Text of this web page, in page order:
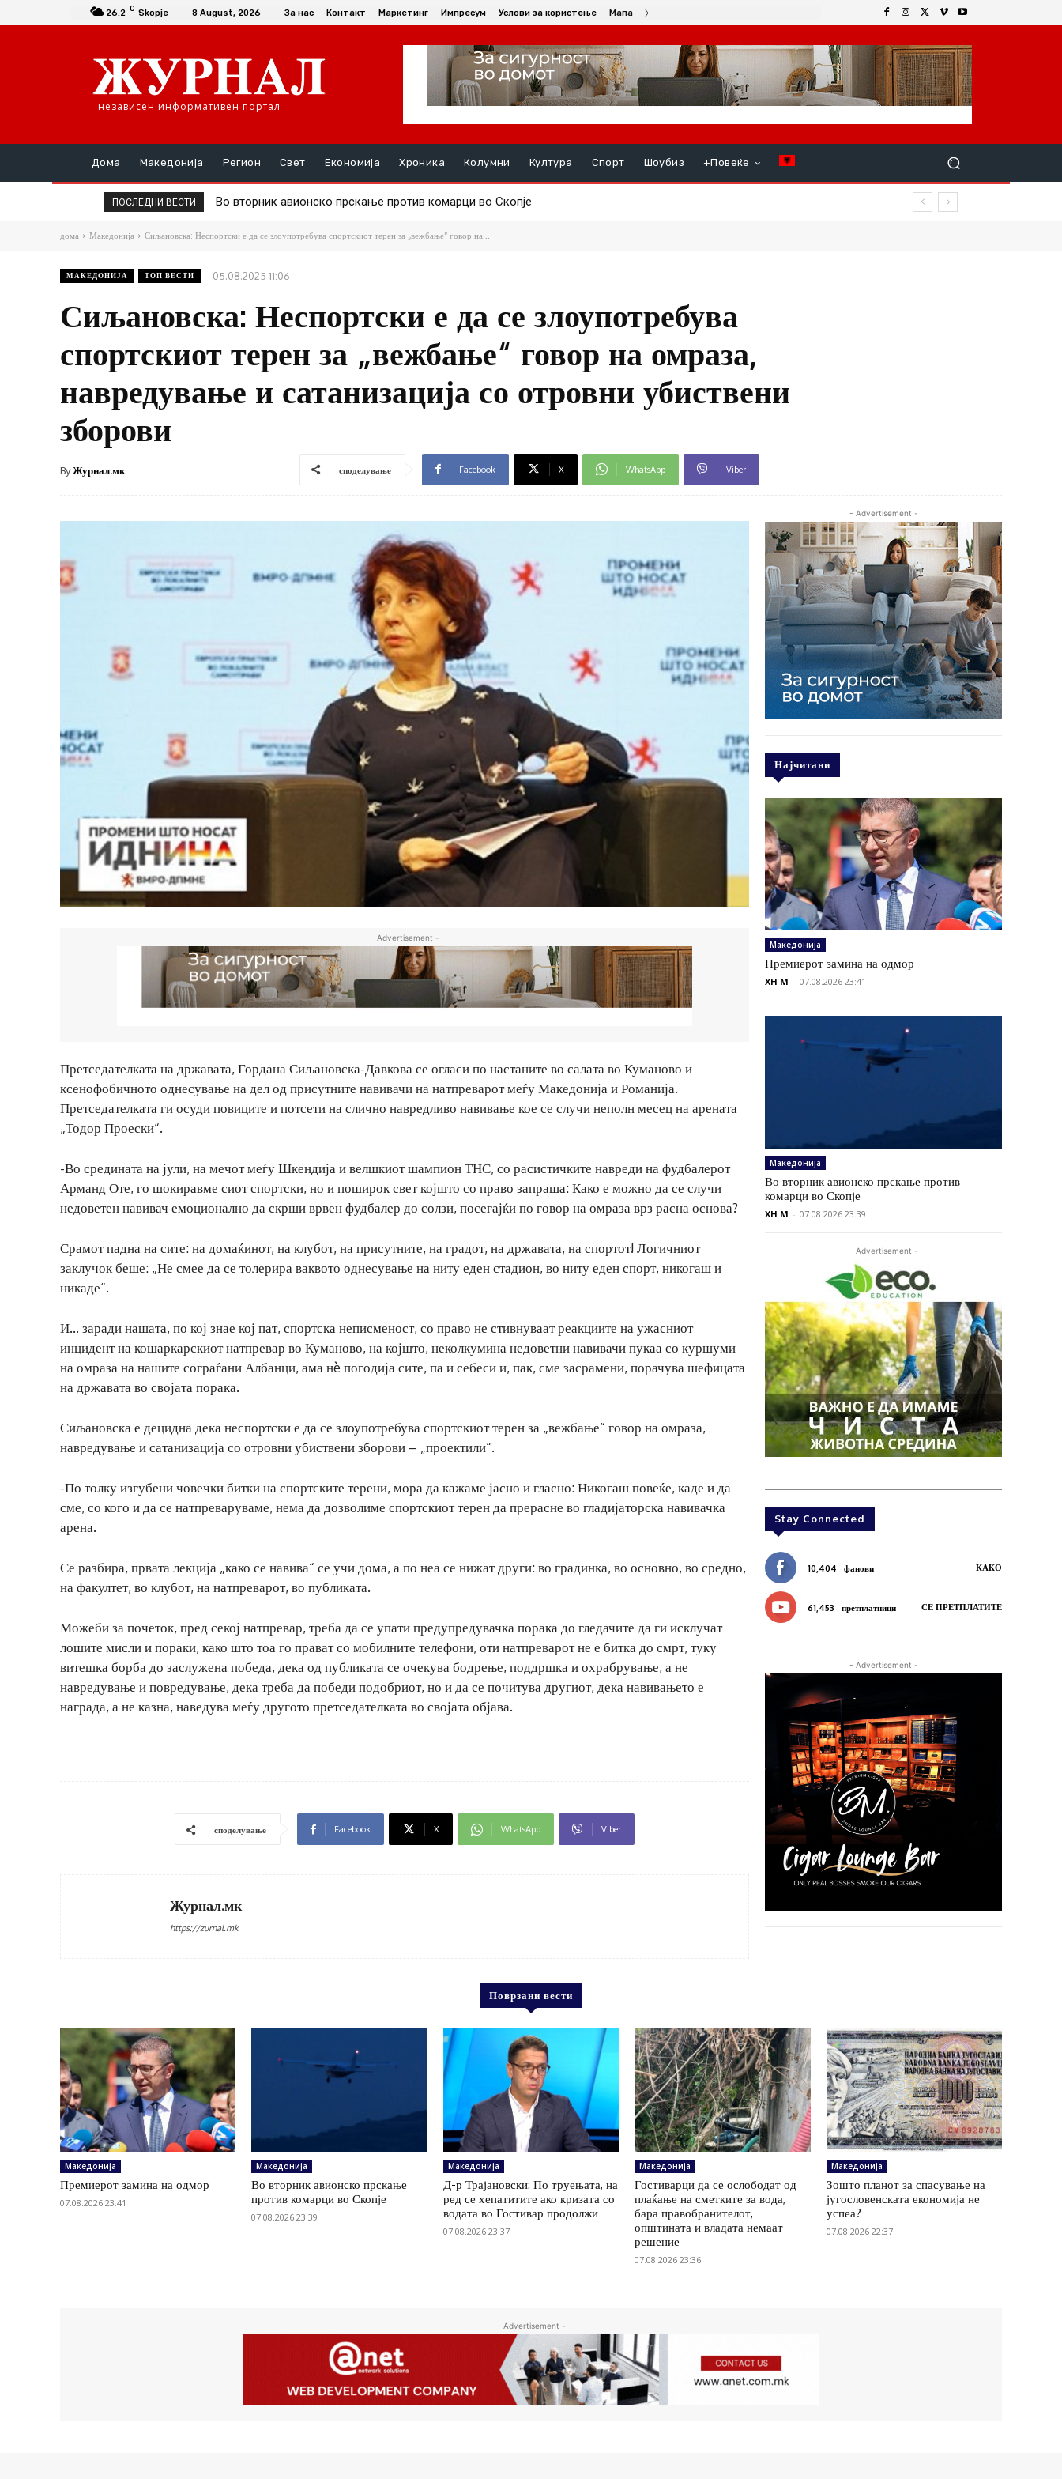
26.2 C Skopje 8 August, 2026 За нас Контакт Маркетинг Импресум Услови за користење Мапа
независен информативен портал
Дома Македонија Регион Свет Економија Хроника Колумни Култура Спорт Шоубиз +Повеќе
ПОСЛЕДНИ ВЕСТИ Во вторник авионско прскање против комарци во Скопје
Д-р Трајановски: По труењата, на ред се хепатитите ако кризата со водата во Гостивар продолжи
дома Македонија Сиљановска: Неспортски е да се злоупотребува спортскиот терен за „вежбање“ говор на...
МАКЕДОНИЈА ТОП ВЕСТИ 05.08.2025 11:06
Сиљановска: Неспортски е да се злоупотребува
спортскиот терен за „вежбање“ говор на омраза,
навредување и сатанизација со отровни убиствени
зборови
ByЖурнал.мк споделување Facebook X WhatsApp Viber
- Advertisement -
Претседателката на државата, Гордана Сиљановска-Давкова се огласи по настаните во салата во Куманово и
ксенофобичното однесување на дел од присутните навивачи на натпреварот меѓу Македонија и Романија.
Претседателката ги осуди повиците и потсети на слично навредливо навивање кое се случи неполн месец на арената
„Тодор Проески“.
-Во средината на јули, на мечот меѓу Шкендија и велшкиот шампион ТНС, со расистичките навреди на фудбалерот
Арманд Оте, го шокиравме сиот спортски, но и поширок свет којшто со право запраша: Како е можно да се случи
недоветен навивач емоционално да скрши врвен фудбалер до солзи, посегајќи по говор на омраза врз расна основа?
Срамот падна на сите: на домаќинот, на клубот, на присутните, на градот, на државата, на спортот! Логичниот
заклучок беше: „Не смее да се толерира ваквото однесување на ниту еден стадион, во ниту еден спорт, никогаш и
никаде“.
И… заради нашата, по кој знае кој пат, спортска неписменост, со право не стивнуваат реакциите на ужасниот
инцидент на кошаркарскиот натпревар во Куманово, на којшто, неколкумина недоветни навивачи пукаа со куршуми
на омраза на нашите сограѓани Албанци, ама нè погодија сите, па и себеси и, пак, сме засрамени, порачува шефицата
на државата во својата порака.
Сиљановска е децидна дека неспортски е да се злоупотребува спортскиот терен за „вежбање“ говор на омраза,
навредување и сатанизација со отровни убиствени зборови – „проектили“.
-По толку изгубени човечки битки на спортските терени, мора да кажаме јасно и гласно: Никогаш повеќе, каде и да
сме, со кого и да се натпреваруваме, нема да дозволиме спортскиот терен да прерасне во гладијаторска навивачка
арена.
Се разбира, првата лекција „како се навива“ се учи дома, а по неа се нижат други: во градинка, во основно, во средно,
на факултет, во клубот, на натпреварот, во публиката.
Можеби за почеток, пред секој натпревар, треба да се упати предупредувачка порака до гледачите да ги исклучат
лошите мисли и пораки, како што тоа го прават со мобилните телефони, оти натпреварот не е битка до смрт, туку
витешка борба до заслужена победа, дека од публиката се очекува бодрење, поддршка и охрабрување, а не
навредување и повредување, дека треба да победи подобриот, но и да се почитува другиот, дека навивањето е
награда, а не казна, наведува меѓу другото претседателката во својата објава.
споделување Facebook X WhatsApp Viber
Журнал.мк
https://zurnal.mk
- Advertisement -
Најчитани
Македонија
Премиерот замина на одмор
XH M - 07.08.2026 23:41
Македонија
Во вторник авионско прскање против
комарци во Скопје
XH M - 07.08.2026 23:39
- Advertisement -
Stay Connected
10,404 фанови КАКО
61,453 претплатници СЕ ПРЕТПЛАТИТЕ
- Advertisement -
Поврзани вести
Македонија
Премиерот замина на одмор
07.08.2026 23:41
Македонија
Во вторник авионско прскање
против комарци во Скопје
07.08.2026 23:39
Македонија
Д-р Трајановски: По труењата, на
ред се хепатитите ако кризата со
водата во Гостивар продолжи
07.08.2026 23:37
Македонија
Гостиварци да се ослободат од
плаќање на сметките за вода,
бара правобранителот,
општината и владата немаат
решение
07.08.2026 23:36
Македонија
Зошто планот за спасување на
југословенската економија не
успеа?
07.08.2026 22:37
- Advertisement -